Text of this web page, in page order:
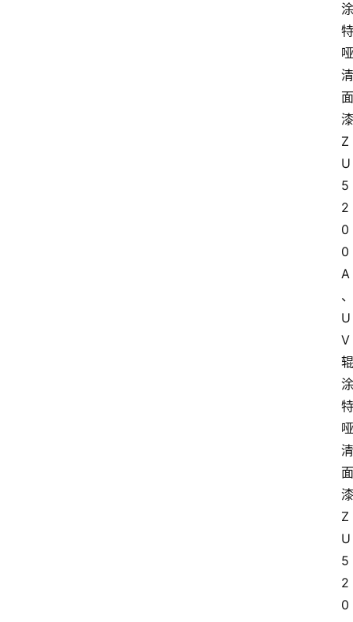
涂
特
哑
清
面
漆
Z
U
5
2
0
0
A
、
U
V
辊
涂
特
哑
清
面
漆
Z
U
5
2
0